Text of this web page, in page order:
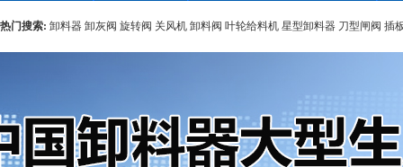
热门搜索: 卸料器 卸灰阀 旋转阀 关风机 卸料阀 叶轮给料机 星型卸料器 刀型闸阀 插